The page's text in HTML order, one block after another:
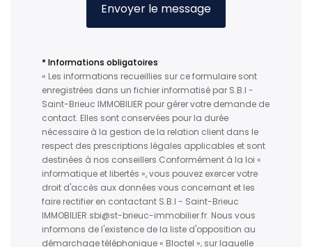
Envoyer le message
* Informations obligatoires
« Les informations recueillies sur ce formulaire sont
enregistrées dans un fichier informatisé par S.B.I -
Saint-Brieuc IMMOBILIER pour gérer votre demande de
contact. Elles sont conservées pour la durée
nécessaire à la gestion de la relation client dans le
respect des prescriptions légales applicables et sont
destinées à nos conseillers Conformément à la loi «
informatique et libertés », vous pouvez exercer votre
droit d'accès aux données vous concernant et les
faire rectifier en contactant S.B.I - Saint-Brieuc
IMMOBILIER sbi@st-brieuc-immobilier.fr. Nous vous
informons de l'existence de la liste d'opposition au
démarchage téléphonique « Bloctel », sur laquelle